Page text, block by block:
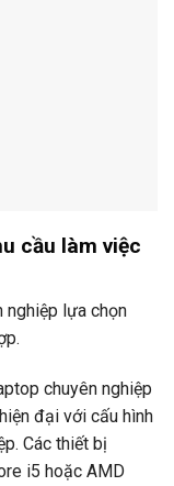
cầu làm việc
nghiệp lựa chọn
chuyên nghiệp
đại với cấu hình
Các thiết bị
i5 hoặc AMD